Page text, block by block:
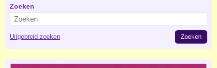
BESTELLEN
Zoeken
Uitgebreid zoeken